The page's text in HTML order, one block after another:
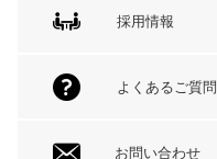
採用情報
よくあるご質問
お問い合わせ